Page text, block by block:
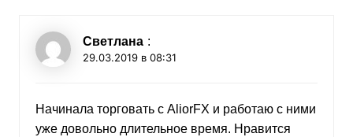
Светлана :
29.03.2019 в 08:31
Начинала торговать с AliorFX и работаю с ними
уже довольно длительное время. Нравится